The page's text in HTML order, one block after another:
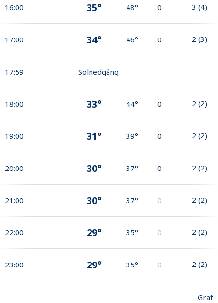
16:00 35° 48° 0 3 (4)
17:00 34° 46° 0 2 (3)
17:59 Solnedgång
18:00 33° 44° 0 2 (2)
19:00 31° 39° 0 2 (2)
20:00 30° 37° 0 2 (2)
21:00 30° 37° 0 2 (2)
22:00 29° 35° 0 2 (2)
23:00 29° 35° 0 2 (2)
Graf